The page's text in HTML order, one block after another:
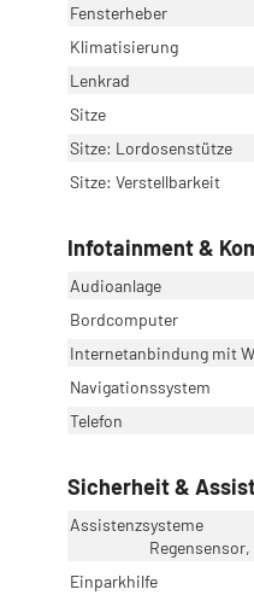
Fensterheber
Klimatisierung
Lenkrad
Sitze
Sitze: Lordosenstütze
Sitze: Verstellbarkeit
Infotainment &
Audioanlage
Bordcomputer
Internetanbindung mit
Navigationssystem
Telefon
Sicherheit &
Assistenzsysteme
Einparkhilfe